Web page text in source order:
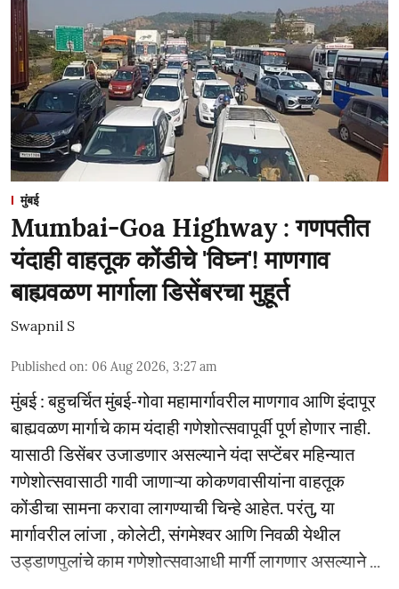
मुंबई
Mumbai-Goa Highway : गणपतीत
यंदाही वाहतूक कोंडीचे 'विघ्न'! माणगाव
बाह्यवळण मार्गाला डिसेंबरचा मुहूर्त
Swapnil S
Published on: 06 Aug 2026, 3:27 am
मुंबई : बहुचर्चित मुंबई-गोवा महामार्गावरील माणगाव आणि इंदापूर
बाह्यवळण मार्गाचे काम यंदाही गणेशोत्सवापूर्वी पूर्ण होणार नाही.
यासाठी डिसेंबर उजाडणार असल्याने यंदा सप्टेंबर महिन्यात
गणेशोत्सवासाठी गावी जाणाऱ्या कोकणवासीयांना वाहतूक
कोंडीचा सामना करावा लागण्याची चिन्हे आहेत. परंतु, या
मार्गावरील लांजा , कोलेटी, संगमेश्वर आणि निवळी येथील
उड्डाणपुलांचे काम गणेशोत्सवाआधी मार्गी लागणार असल्याने ...